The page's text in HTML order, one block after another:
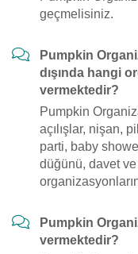
geçmelisiniz.
Pumpkin
dışında hangi
vermektedir?
Pumpkin
açılışlar, nişan,
parti, baby
düğünü, davet
Pumpkin
vermektedir?